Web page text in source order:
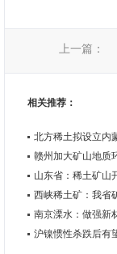
上一篇：
土应用基地
相关推荐：
北方稀土拟设立内
赣州加大矿山地质
山东省：稀土矿山
西峡稀土矿：我省
南京溧水：做强
沪镍惯性杀跌后有